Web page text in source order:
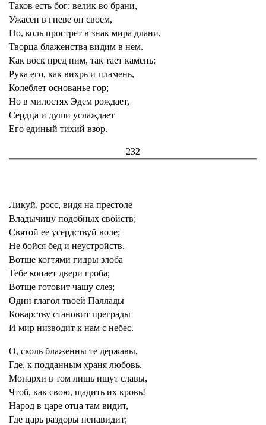
Таков есть бог: велик во брани,
Ужасен в гневе он своем,
Но, коль прострет в знак мира длани,
Творца блаженства видим в нем.
Как воск пред ним, так тает камень;
Рука его, как вихрь и пламень,
Колеблет основанье гор;
Но в милостях Эдем рождает,
Сердца и души услаждает
Его единый тихий взор.
232
Ликуй, росс, видя на престоле
Владычицу подобных свойств;
Святой ее усердствуй воле;
Не бойся бед и неустройств.
Вотще когтями гидры злоба
Тебе копает двери гроба;
Вотще готовит чашу слез;
Один глагол твоей Паллады
Коварству становит преграды
И мир низводит к нам с небес.
О, сколь блаженны те державы,
Где, к подданным храня любовь.
Монархи в том лишь ищут славы,
Чтоб, как свою, щадить их кровь!
Народ в царе отца там видит,
Где царь раздоры ненавидит;